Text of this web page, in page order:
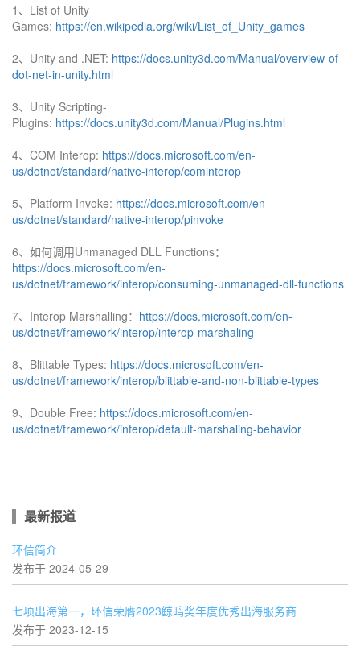
1、List of Unity
Games: https://en.wikipedia.org/wiki/List_of_Unity_games
2、Unity and .NET: https://docs.unity3d.com/Manual/overview-of-
dot-net-in-unity.html
3、Unity Scripting-
Plugins: https://docs.unity3d.com/Manual/Plugins.html
4、COM Interop: https://docs.microsoft.com/en-
us/dotnet/standard/native-interop/cominterop
5、Platform Invoke: https://docs.microsoft.com/en-
us/dotnet/standard/native-interop/pinvoke
6、如何调用Unmanaged DLL Functions：
https://docs.microsoft.com/en-
us/dotnet/framework/interop/consuming-unmanaged-dll-functions
7、Interop Marshalling： https://docs.microsoft.com/en-
us/dotnet/framework/interop/interop-marshaling
8、Blittable Types: https://docs.microsoft.com/en-
us/dotnet/framework/interop/blittable-and-non-blittable-types
9、Double Free: https://docs.microsoft.com/en-
us/dotnet/framework/interop/default-marshaling-behavior
最新报道
环信简介
发布于 2024-05-29
七项出海第一，环信荣膺2023鲸鸣奖年度优秀出海服务商
发布于 2023-12-15